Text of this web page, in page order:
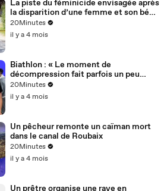
La piste du féminicide envisagée après
la disparition d’une femme et son bébé
de 15 mois près de Nantes
20Minutes
il y a 4 mois
Biathlon : « Le moment de
décompression fait parfois un peu
peur »... Julia Simon et l'après saison
olympique
20Minutes
il y a 4 mois
Un pêcheur remonte un caïman mort
dans le canal de Roubaix
20Minutes
il y a 4 mois
Un prêtre organise une rave en